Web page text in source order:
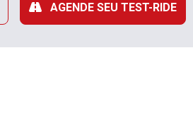
AGENDE SEU TEST-RIDE